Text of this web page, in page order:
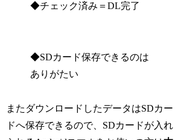
◆チェック済み＝DL完了
◆SDカード保存できるのは
ありがたい
またダウンロードしたデータはSDカー
ドへ保存できるので、SDカードが入れ